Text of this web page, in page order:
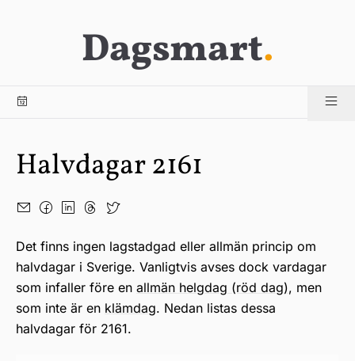
Dagsmart.
Halvdagar 2161
Det finns ingen lagstadgad eller allmän princip om
halvdagar i Sverige. Vanligtvis avses dock vardagar
som infaller före en allmän helgdag (röd dag), men
som inte är en klämdag. Nedan listas dessa
halvdagar för 2161.